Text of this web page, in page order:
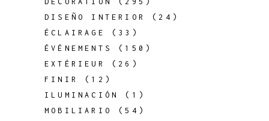
DISEÑO INTERIOR
(24)
ÉCLAIRAGE
(33)
ÉVÉNEMENTS
(150)
EXTÉRIEUR
(26)
FINIR
(12)
ILUMINACIÓN
(1)
MOBILIARIO
(54)